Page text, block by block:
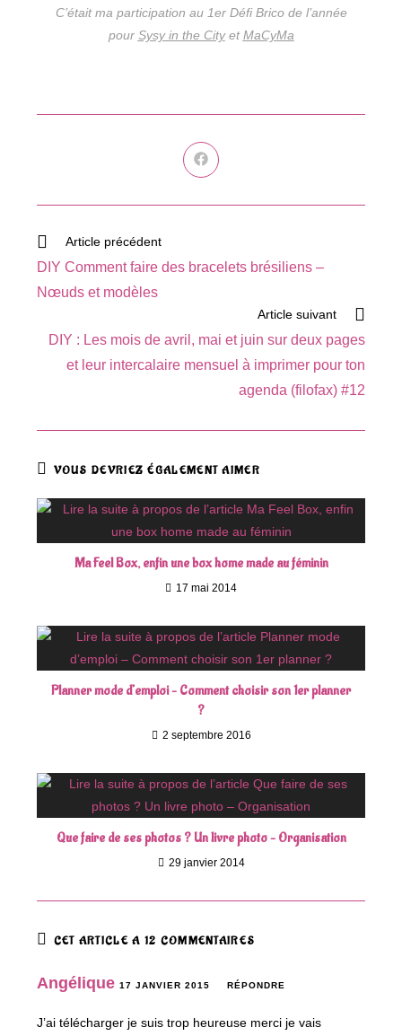
C’était ma participation au 1er Défi Brico de l’année
pour Sysy in the CityetMaCyMa
Ouvrir
dans
autre
Read
articles
Article précédent
DIY Comment faire des bracelets brésiliens –
Nœuds et modèles
Article suivant
DIY : Les mois de avril, mai et juin sur deux pages
et leur intercalaire mensuel à imprimer pour ton
agenda (filofax) #12
VOUS DEVRIEZ ÉGALEMENT AIMER
Ma Feel Box, enfin une box home made au féminin
17 mai 2014
Planner mode d’emploi – Comment choisir son 1er planner
?
2 septembre 2016
Que faire de ses photos ? Un livre photo – Organisation
29 janvier 2014
CET ARTICLE A 12 COMMENTAIRES
Angélique 17 JANVIER 2015 RÉPONDRE
J’ai télécharger je suis trop heureuse merci je vais